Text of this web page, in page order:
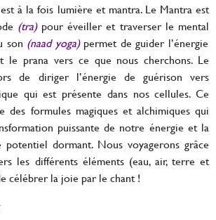
à la fois lumière et mantra. Le Mantra est
(tra)pour éveiller et traverser le mental
son (naad yoga)permet de guider l’énergie
le prana vers ce que nous cherchons. Le
de diriger l’énergie de guérison vers
qui est présente dans nos cellules. Ce
des formules magiques et alchimiques qui
puissante de notre énergie et la
dormant. Nous voyagerons grâce
les différents éléments (eau, air, terre et
célébrer la joie par le chant !